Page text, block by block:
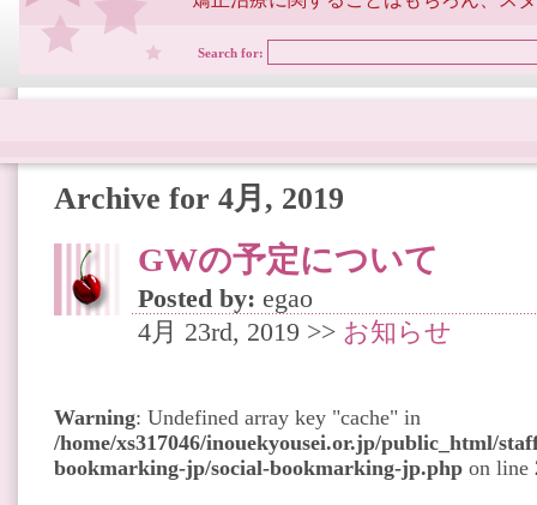
Search for:
Archive for 4月, 2019
GWの予定について
Posted by: egao
4月 23rd, 2019 >> お知らせ
Warning: Undefined array key "cache" in
/home/xs317046/inouekyousei.or.jp/public_html/
bookmarking-jp/social-bookmarking-jp.php on line